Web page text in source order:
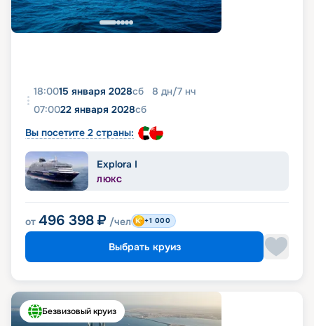
18:0015 января 2028сб 8 дн/7 нч
07:0022 января 2028сб
Вы посетите 2 страны:
Explora I
ЛЮКС
от 496 398 ₽ /чел +1 000
Выбрать круиз
Безвизовый круиз